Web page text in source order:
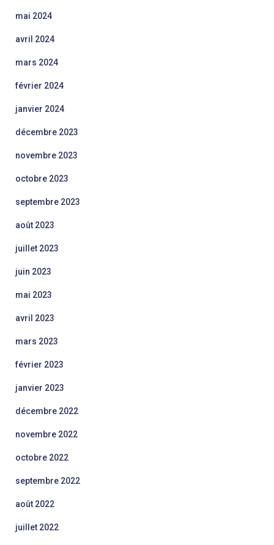
mai 2024
avril 2024
mars 2024
février 2024
janvier 2024
décembre 2023
novembre 2023
octobre 2023
septembre 2023
août 2023
juillet 2023
juin 2023
mai 2023
avril 2023
mars 2023
février 2023
janvier 2023
décembre 2022
novembre 2022
octobre 2022
septembre 2022
août 2022
juillet 2022